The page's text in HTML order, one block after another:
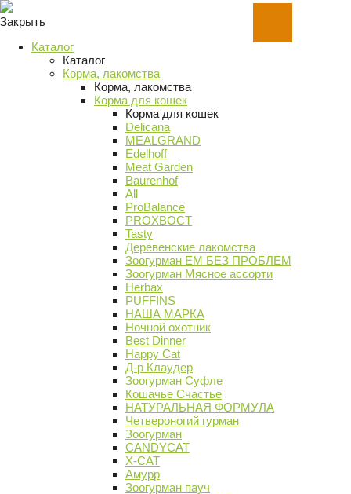
Закрыть
Каталог
Каталог
Корма, лакомства
Корма, лакомства
Корма для кошек
Корма для кошек
Delicana
MEALGRAND
Edelhoff
Meat Garden
Baurenhof
All
ProBalance
PROХВОСТ
Tasty
Деревенские лакомства
Зоогурман ЕМ БЕЗ ПРОБЛЕМ
Зоогурман Мясное ассорти
Herbax
PUFFINS
НАША МАРКА
Ночной охотник
Best Dinner
Happy Cat
Д-р Клаудер
Зоогурман Суфле
Кошачье Счастье
НАТУРАЛЬНАЯ ФОРМУЛА
Четвероногий гурман
Зоогурман
CANDYCAT
X-CAT
Амурр
Зоогурман пауч